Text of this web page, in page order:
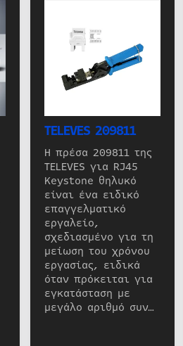
TELEVES 209811
Η πρέσα 209811 της
TELEVES για RJ45
Keystone θηλυκό
είναι ένα ειδικό
επαγγελματικό
εργαλείο,
σχεδιασμένο για τη
μείωση του χρόνου
εργασίας, ειδικά
όταν πρόκειται για
εγκατάσταση με
μεγάλο αριθμό συν…